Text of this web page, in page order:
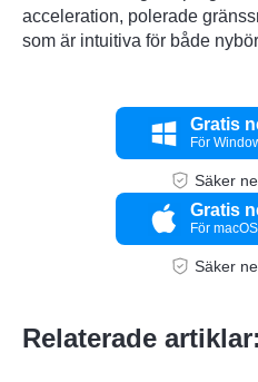
acceleration, polerade
som är intuitiva för både
Gratis
För
Säker
Gratis
För macOS
Säker
Relaterade artiklar: